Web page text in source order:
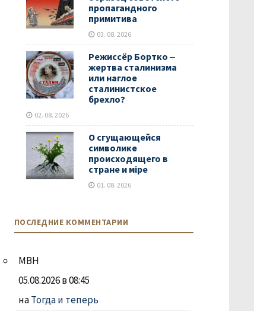
пропагандного
примитива
03. 08. 2026
Режиссёр Бортко ‒
жертва сталинизма
или наглое
сталинистское
брехло?
02. 08. 2026
О сгущающейся
символике
происходящего в
стране и мiре
01. 08. 2026
ПОСЛЕДНИЕ КОММЕНТАРИИ
МВН
05.08.2026 в 08:45
наТогда и теперь